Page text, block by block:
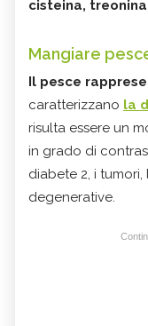
cisteina, treonina
Mangiare
Il pesce
caratterizzano la
risulta essere un
in grado di
diabete 2, i
degenerative.